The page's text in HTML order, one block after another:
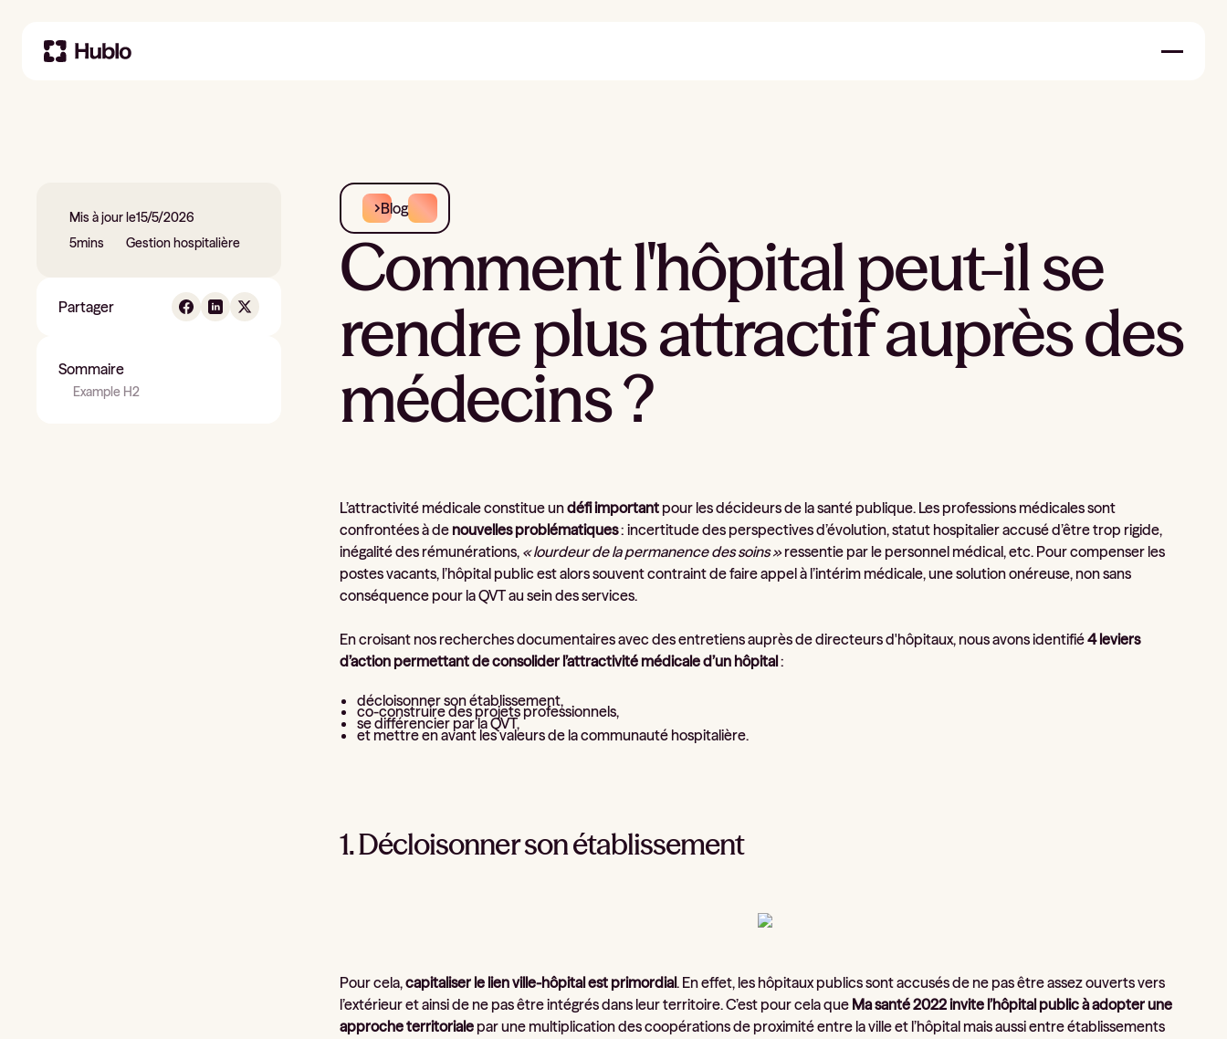
Mis à jour le15/5/2026
5mins Gestion hospitalière
Partager
Sommaire
Example H2
Blog
Comment l'hôpital peut-il se
rendre plus attractif auprès des
médecins ?
L’attractivité médicale constitue undéfi importantpour les décideurs de la santé publique. Les professions médicales sont
confrontées à de nouvelles problématiques: incertitude des perspectives d’évolution, statut hospitalier accusé d’être trop rigide,
inégalité des rémunérations, « lourdeur de la permanence des soins »ressentie par le personnel médical, etc. Pour compenser les
postes vacants, l’hôpital public est alors souvent contraint de faire appel à l’intérim médicale, une solution onéreuse, non sans
conséquence pour la QVT au sein des services.
En croisant nos recherches documentaires avec des entretiens auprès de directeurs d'hôpitaux, nous avons identifié4 leviers
d’action permettant de consolider l’attractivité médicale d’un hôpital:
décloisonner son établissement,
co-construire des projets professionnels,
se différencier par la QVT,
et mettre en avant les valeurs de la communauté hospitalière.
1. Décloisonner son établissement
Pour cela,capitaliser le lien ville-hôpital est primordial. En effet, les hôpitaux publics sont accusés de ne pas être assez ouverts vers
l’extérieur et ainsi de ne pas être intégrés dans leur territoire. C’est pour cela que Ma santé 2022 invite l’hôpital public à adopter une
approche territorialepar une multiplication des coopérations de proximité entre la ville et l’hôpital mais aussi entre établissements